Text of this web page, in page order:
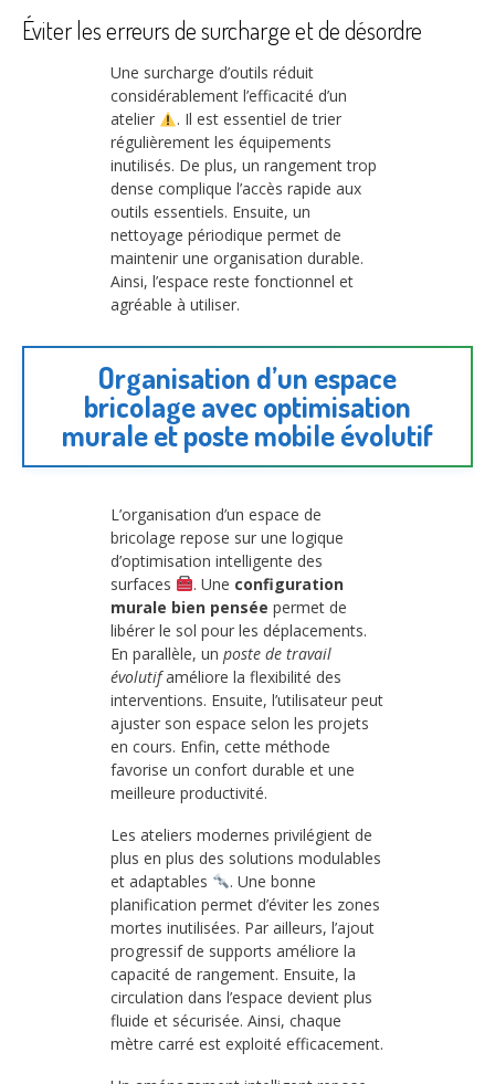
Éviter les erreurs de surcharge et de désordre
Une surcharge d’outils réduit
considérablement l’efficacité d’un
atelier
. Il est essentiel de trier
régulièrement les équipements
inutilisés. De plus, un rangement trop
dense complique l’accès rapide aux
outils essentiels. Ensuite, un
nettoyage périodique permet de
maintenir une organisation durable.
Ainsi, l’espace reste fonctionnel et
agréable à utiliser.
Organisation d’un espace
bricolage avec optimisation
murale et poste mobile évolutif
L’organisation d’un espace de
bricolage repose sur une logique
d’optimisation intelligente des
surfaces
. Une configuration
murale bien pensée permet de
libérer le sol pour les déplacements.
En parallèle, un poste de travail
évolutifaméliore la flexibilité des
interventions. Ensuite, l’utilisateur peut
ajuster son espace selon les projets
en cours. Enfin, cette méthode
favorise un confort durable et une
meilleure productivité.
Les ateliers modernes privilégient de
plus en plus des solutions modulables
et adaptables
. Une bonne
planification permet d’éviter les zones
mortes inutilisées. Par ailleurs, l’ajout
progressif de supports améliore la
capacité de rangement. Ensuite, la
circulation dans l’espace devient plus
fluide et sécurisée. Ainsi, chaque
mètre carré est exploité efficacement.